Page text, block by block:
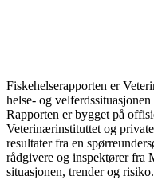
Fiskehelserapporten er
helse- og
Rapporten er bygget på
Veterinærinstituttet og
resultater fra en
rådgivere og inspektører fra
situasjonen, trender og risiko.